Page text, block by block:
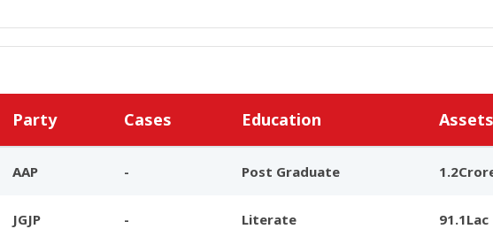
Party Cases Education Assets
AAP - Post Graduate
JGJP - Literate 91.1Lac